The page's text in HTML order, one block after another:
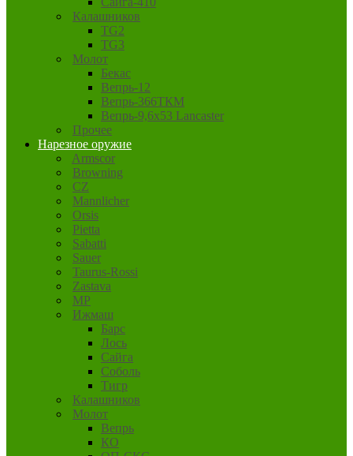
Калашников
TG2
TG3
Молот
Бекас
Вепрь-12
Вепрь-366ТКМ
Вепрь-9,6х53 Lancaster
Прочее
Нарезное оружие
Armscor
Browning
CZ
Mannlicher
Orsis
Pietta
Sabatti
Sauer
Taurus-Rossi
Zastava
MP
Ижмаш
Барс
Лось
Сайга
Соболь
Тигр
Калашников
Молот
Вепрь
КО